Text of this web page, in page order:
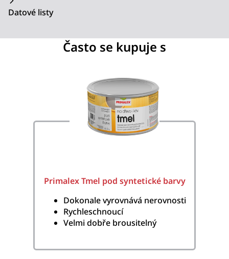
Datové listy
Často se kupuje s
Primalex Tmel pod syntetické barvy
Dokonale vyrovnává nerovnosti
Rychleschnoucí
Velmi dobře brousitelný